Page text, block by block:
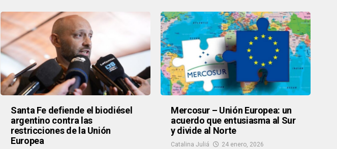
Santa Fe defiende el biodiésel
argentino contra las
restricciones de la Unión
Europea
Mercosur – Unión Europea: un
acuerdo que entusiasma al Sur
y divide al Norte
Catalina Juliá 24 enero, 2026